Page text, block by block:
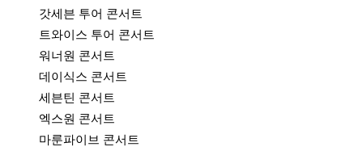
갓세븐 투어 콘서트
트와이스 투어 콘서트
워너원 콘서트
데이식스 콘서트
세븐틴 콘서트
엑스원 콘서트
마룬파이브 콘서트